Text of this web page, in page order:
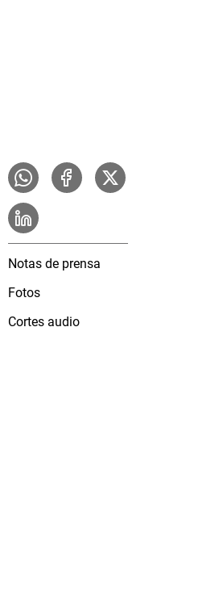
Notas de prensa
Fotos
Cortes audio